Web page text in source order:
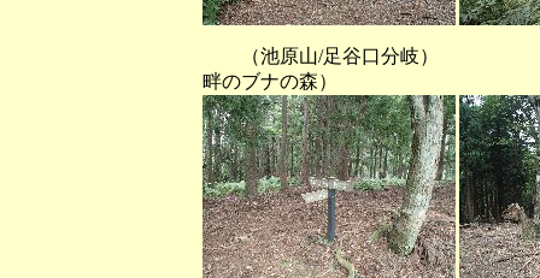
（池原山/足谷口分岐
畔のブナの森）